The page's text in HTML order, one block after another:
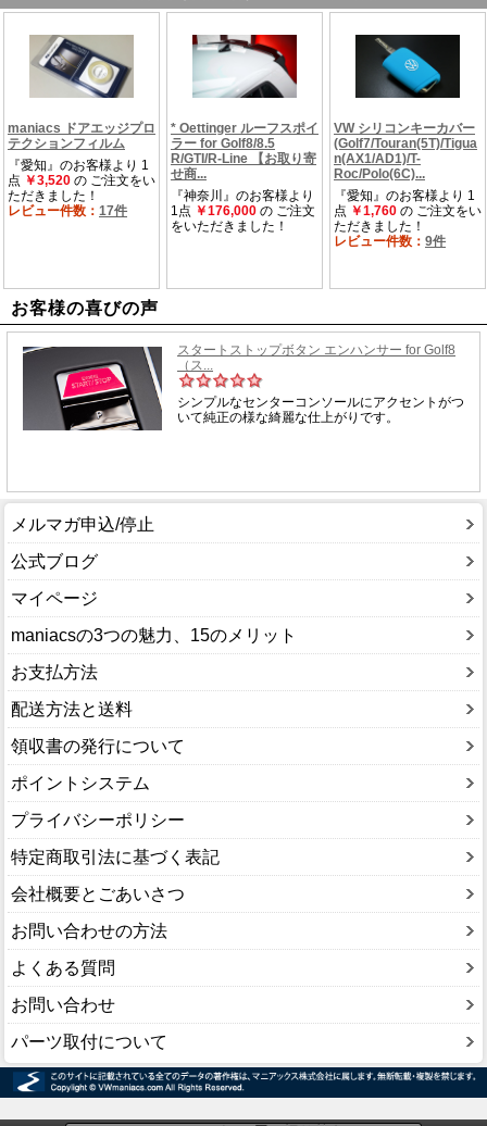
お客様の喜びの声
メルマガ申込/停止
公式ブログ
マイページ
maniacsの3つの魅力、15のメリット
お支払方法
配送方法と送料
領収書の発行について
ポイントシステム
プライバシーポリシー
特定商取引法に基づく表記
会社概要とごあいさつ
お問い合わせの方法
よくある質問
お問い合わせ
パーツ取付について